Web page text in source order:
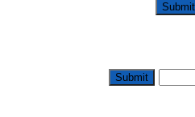
Submit
Submit